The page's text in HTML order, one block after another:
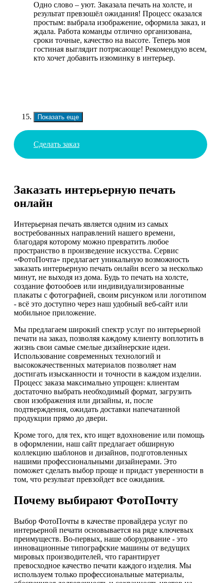
Одно слово – уют. Заказала печать на холсте, и
результат превзошёл ожидания! Процесс оказался
простым: выбрала изображение, оформила заказ, и
ждала. Работа команды отлично организована,
сроки точные, качество на высоте. Теперь моя
гостиная выглядит потрясающе! Рекомендую всем,
кто хочет добавить изюминку в интерьер.
Показать еще
Сделать заказ
Заказать интерьерную печать
онлайн
Интерьерная печать является одним из самых
востребованных направлений нашего времени,
благодаря которому можно превратить любое
пространство в произведение искусства. Сервис
«ФотоПочта» предлагает уникальную возможность
заказать интерьерную печать онлайн всего за несколько
минут, не выходя из дома. Будь то печать на холсте,
создание фотообоев или индивидуализированные
плакаты с фотографией, своим рисунком или логотипом
- всё это доступно через наш удобный веб-сайт или
мобильное приложение.
Мы предлагаем широкий спектр услуг по интерьерной
печати на заказ, позволяя каждому клиенту воплотить в
жизнь свои самые смелые дизайнерские идеи.
Использование современных технологий и
высококачественных материалов позволяет нам
достигать изысканности и точности в каждом изделии.
Процесс заказа максимально упрощен: клиентам
достаточно выбрать необходимый формат, загрузить
свои изображения или дизайны, и, после
подтверждения, ожидать доставки напечатанной
продукции прямо до двери.
Кроме того, для тех, кто ищет вдохновение или помощь
в оформлении, наш сайт предлагает обширную
коллекцию шаблонов и дизайнов, подготовленных
нашими профессиональными дизайнерами. Это
поможет сделать выбор проще и придаст уверенности в
том, что результат превзойдет все ожидания.
Почему выбирают ФотоПочту
Выбор ФотоПочты в качестве провайдера услуг по
интерьерной печати основывается на ряде ключевых
преимуществ. Во-первых, наше оборудование - это
инновационные типографские машины от ведущих
мировых производителей, что гарантирует
превосходное качество печати каждого изделия. Мы
используем только профессиональные материалы,